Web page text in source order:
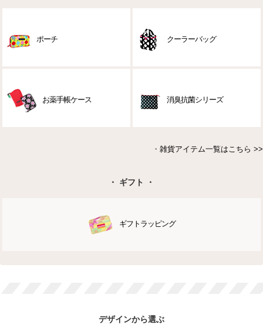
ポーチ クーラーバッグ
お薬手帳ケース 消臭抗菌シリーズ
・ 雑貨アイテム一覧はこちら >>
・ ギフト ・
ギフトラッピング
デザインから選ぶ